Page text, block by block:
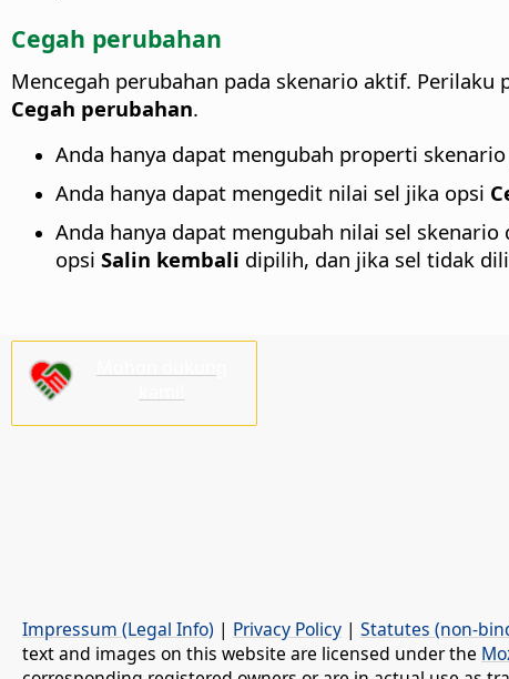
Cegah perubahan
Mencegah perubahan pada skenario aktif. Perilaku
Cegah perubahan.
Anda hanya dapat mengubah properti
Anda hanya dapat mengedit nilai sel jika opsi
Anda hanya dapat mengubah nilai sel
opsi Salin kembali dipilih, dan jika sel tidak
Impressum (Legal Info) | Privacy Policy | Statutes (non-
text and images on this website are licensed under the